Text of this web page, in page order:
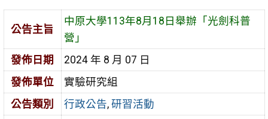
公告主旨
中原大學113年8月18日舉辦「光劍科普
營」
發佈日期
2024 年 8 月 07 日
發佈單位
實驗研究組
公告類別
行政公告, 研習活動